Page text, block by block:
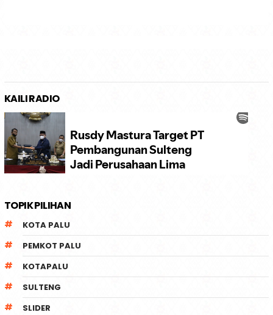
KAILI RADIO
TOPIK PILIHAN
KOTA PALU
PEMKOT PALU
KOTAPALU
SULTENG
SLIDER